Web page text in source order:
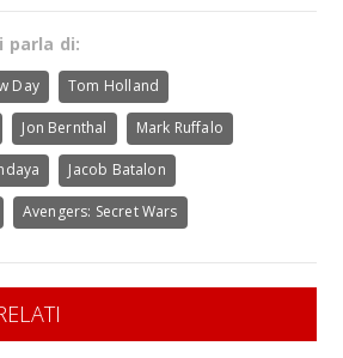
parla di:
Day Tom Holland
Jon Bernthal Mark Ruffalo
Jacob Batalon
Avengers: Secret Wars